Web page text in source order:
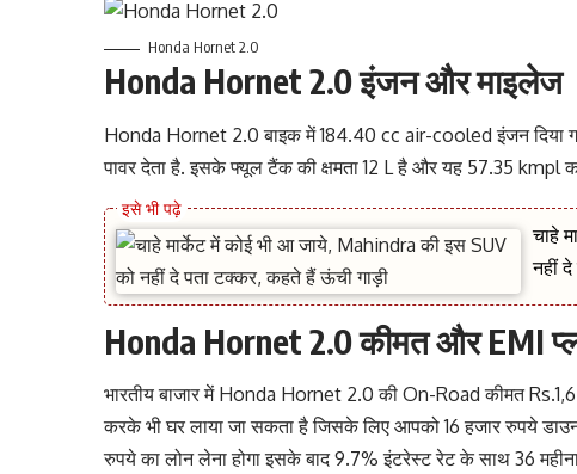
Honda Hornet 2.0
Honda Hornet 2.0 इंजन और माइलेज
Honda Hornet 2.0 बाइक में 184.40 cc air-cooled इंजन दिया
पावर देता है. इसके फ्यूल टैंक की क्षमता 12 L है और यह 57.35 kmpl
चाहे
नहीं
Honda Hornet 2.0 कीमत और EMI
भारतीय बाजार में Honda Hornet 2.0 की On-Road कीमत
करके भी घर लाया जा सकता है जिसके लिए आपको 16 हजार रुपये
रुपये का लोन लेना होगा इसके बाद 9.7% इंटरेस्ट रेट के साथ 36